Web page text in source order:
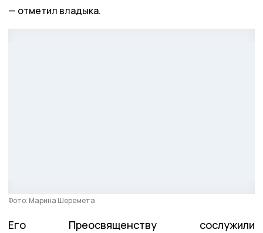
отметил владыка.
Фото: Марина Шеремета
Его Преосвященству сослужили